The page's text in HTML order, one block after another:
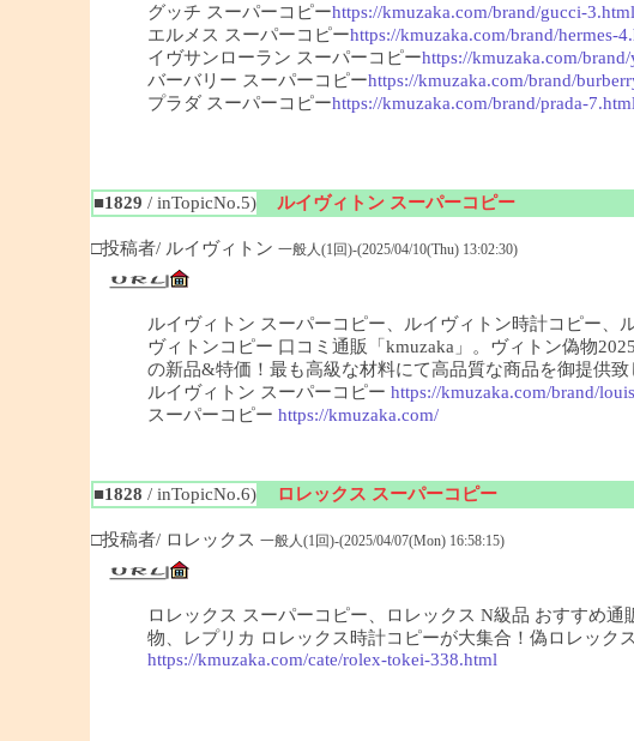
グッチ スーパーコピーhttps://kmuzaka.com/brand/gucci-3.html
エルメス スーパーコピーhttps://kmuzaka.com/brand/hermes-
イヴサンローラン スーパーコピーhttps://kmuzaka.com/
バーバリー スーパーコピーhttps://kmuzaka.com/brand/
プラダ スーパーコピーhttps://kmuzaka.com/brand/prada-7.html
■1829 / inTopicNo.5)
ルイヴィトン スーパーコピー
□投稿者/ ルイヴィトン 一般人(1回)-(2025/04/10(Thu) 13:02:30)
ルイヴィトン スーパーコピー、ルイヴィトン時計コピー
ヴィトンコピー 口コミ通販「kmuzaka」。ヴィトン偽物
の新品&特価！最も高級な材料にて高品質な商品を御提供致
ルイヴィトン スーパーコピー https://kmuzaka.com/brand/
スーパーコピー https://kmuzaka.com/
■1828 / inTopicNo.6)
ロレックス スーパーコピー
□投稿者/ ロレックス 一般人(1回)-(2025/04/07(Mon) 16:58:15)
ロレックス スーパーコピー、ロレックス N級品 おすすめ
物、レプリカ ロレックス時計コピーが大集合！偽ロレック
https://kmuzaka.com/cate/rolex-tokei-338.html